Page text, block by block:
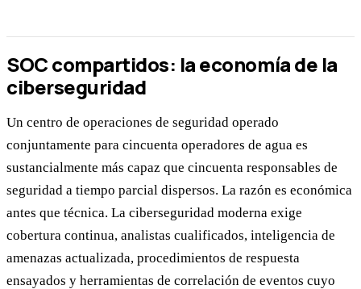
SOC compartidos: la economía de la
ciberseguridad
Un centro de operaciones de seguridad operado
conjuntamente para cincuenta operadores de agua es
sustancialmente más capaz que cincuenta responsables de
seguridad a tiempo parcial dispersos. La razón es económica
antes que técnica. La ciberseguridad moderna exige
cobertura continua, analistas cualificados, inteligencia de
amenazas actualizada, procedimientos de respuesta
ensayados y herramientas de correlación de eventos cuyo